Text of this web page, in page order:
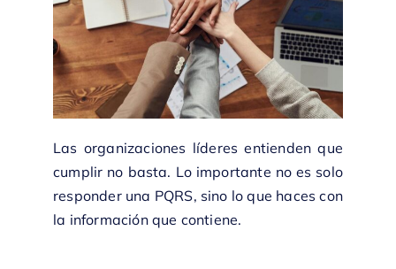
Las organizaciones líderes entienden que
cumplir no basta. Lo importante no es solo
responder una PQRS, sino lo que haces con
la información que contiene.